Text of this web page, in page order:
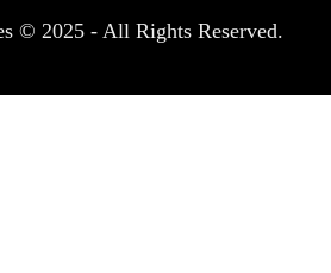
© 2025 - All Rights Reserved.